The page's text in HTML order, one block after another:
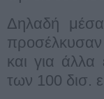
Δηλαδή
και για
των 100 δισ.